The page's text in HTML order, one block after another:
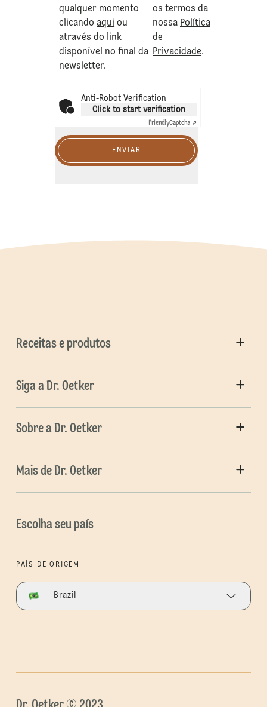
qualquer momento
clicando aqui ou
através do link
disponível no final da
newsletter.
os termos da
nossa Política
de
Privacidade.
Anti-Robot Verification
Click to start verification
FriendlyCaptcha ⇗
ENVIAR
Receitas e produtos
Siga a Dr. Oetker
Sobre a Dr. Oetker
Mais de Dr. Oetker
Escolha seu país
PAÍS DE ORIGEM
Brazil